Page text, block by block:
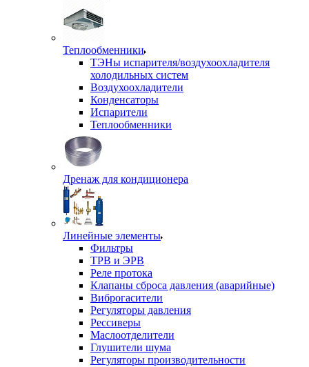
Теплообменники
ТЭНы испарителя/воздухоохладителя
холодильных систем
Воздухоохладители
Конденсаторы
Испарители
Теплообменники
Дренаж для кондиционера
Линейные элементы
Фильтры
ТРВ и ЭРВ
Реле протока
Клапаны сброса давления (аварийные)
Виброгасители
Регуляторы давления
Рессиверы
Маслоотделители
Глушители шума
Регуляторы производительности